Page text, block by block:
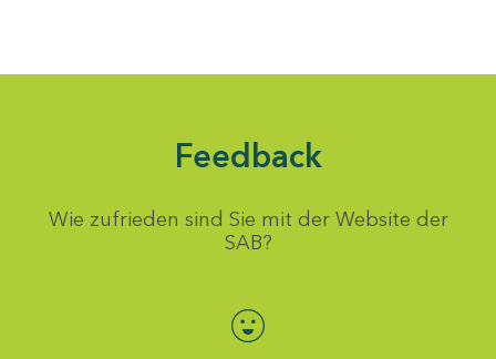
Feedback
Wie zufrieden sind Sie mit der Website der
SAB?
Bewertung auswählen